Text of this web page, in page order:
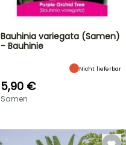
Bauhinia variegata (Samen)
- Bauhinie
Nicht lieferbar
5,90 €
Samen